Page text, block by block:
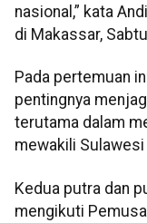
nasional,” kata
di Makassar,
Pada pertemuan
pentingnya
terutama dalam
mewakili Sulawesi
Kedua putra dan
mengikuti